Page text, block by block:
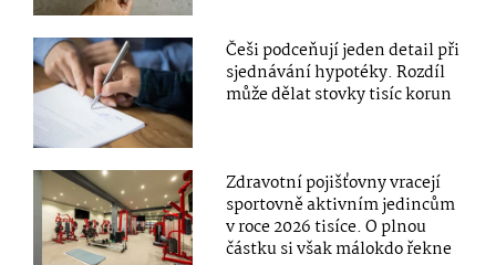
Češi podceňují jeden detail při
sjednávání hypotéky. Rozdíl
může dělat stovky tisíc korun
Zdravotní pojišťovny vracejí
sportovně aktivním jedincům
v roce 2026 tisíce. O plnou
částku si však málokdo řekne